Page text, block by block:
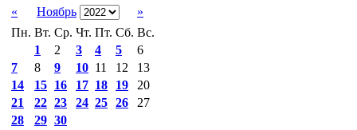
«
Ноябрь
»
Пн. Вт. Ср. Чт. Пт. Сб. Вс.
1
2 3 4 5
6
7
8 9 10 11 12
13
14
15 16 17 18 19
20
21
22 23 24 25 26
27
28
29 30